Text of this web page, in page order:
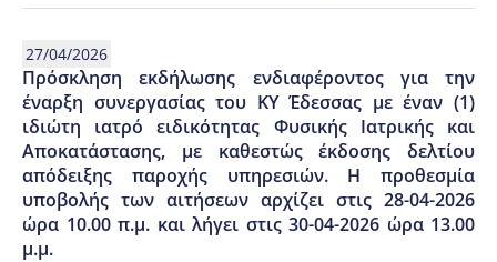
27/04/2026
Πρόσκληση εκδήλωσης ενδιαφέροντος για την
έναρξη συνεργασίας του ΚΥ Έδεσσας με έναν (1)
ιδιώτη ιατρό ειδικότητας Φυσικής Ιατρικής και
Αποκατάστασης, με καθεστώς έκδοσης δελτίου
απόδειξης παροχής υπηρεσιών. Η προθεσμία
υποβολής των αιτήσεων αρχίζει στις 28-04-2026
ώρα 10.00 π.μ. και λήγει στις 30-04-2026 ώρα 13.00
μ.μ.